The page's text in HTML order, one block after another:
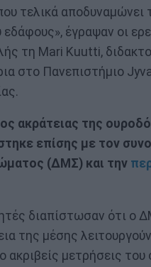
τελικά αποδυναμώνει
εδάφους», έγραψαν οι
τη Mari Kuutti,
στο Πανεπιστήμιο
ακράτειας της
επίσης με τον
(ΔΜΣ) και την
διαπίστωσαν ότι ο
της μέσης
ακριβείς μετρήσεις